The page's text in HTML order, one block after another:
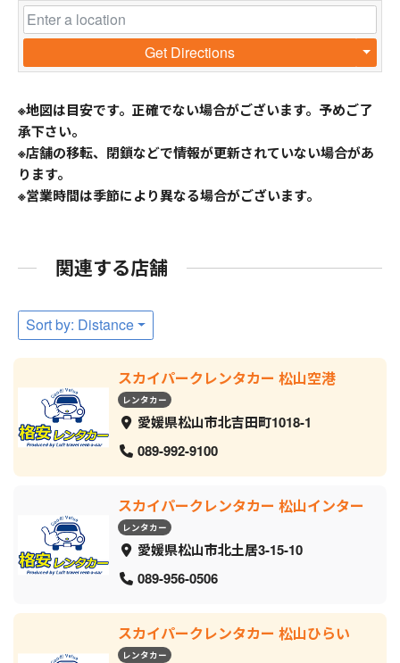
Get Directions
※地図は目安です。正確でない場合がございます。予めご了
承下さい。
※店舗の移転、閉鎖などで情報が更新されていない場合があ
ります。
※営業時間は季節により異なる場合がございます。
関連する店舗
Sort by: Distance
スカイパークレンタカー 松山空港
レンタカー
愛媛県松山市北吉田町1018-1
089-992-9100
スカイパークレンタカー 松山インター
レンタカー
愛媛県松山市北土居3-15-10
089-956-0506
スカイパークレンタカー 松山ひらい
レンタカー